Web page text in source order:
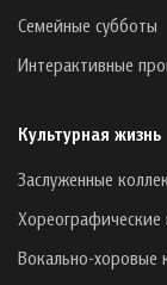
Семейные субботы
Интерактивные
Культурная жизнь
Заслуженные
Хореографические
Вокально-хоровые